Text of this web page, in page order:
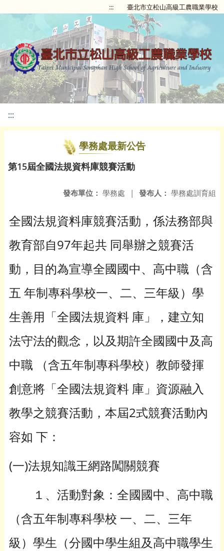
::: 臺北市立松山高級工農職業學校
:::
學務處最新公告
第15屆全國法規資料庫競賽活動
發布人： 學務處訓育組
發布單位： 學務處 |
全國法規資料庫競賽活動，係法務部與
教育部自97年起共 同舉辦之競賽活
動，目的為宣導全國國中、高中職（含
五 年制專科學校一、二、三年級）學
生善用「全國法規資料 庫」，建立知
法守法的觀念，以及期許全國國中及高
中職 （含五年制專科學校）教師發揮
創意將「全國法規資料 庫」資源融入
教學之競賽活動，本屆2式競賽活動內
容如 下：
(一)法規知識王網路闖關競賽
１、活動對象：全國國中、高中職
（含五年制專科學校 一、二、三年
級）學生（分國中學生組及高中職學生